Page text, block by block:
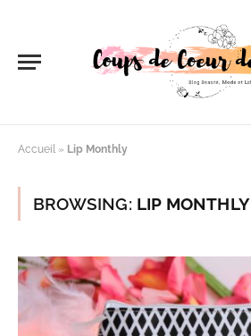
Accueil » Lip Monthly
BROWSING: LIP MONTHLY